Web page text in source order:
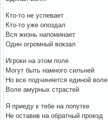
Кто-то не успевает
Кто-то уже опоздал
Вся жизнь напоминает
Один огромный вокзал
Игроки на этом поле
Могут быть намного сильней
Но все подчиняется единой воле
Воле амурных страстей
Я приеду к тебе на попутке
Не оставив на обратный проезд